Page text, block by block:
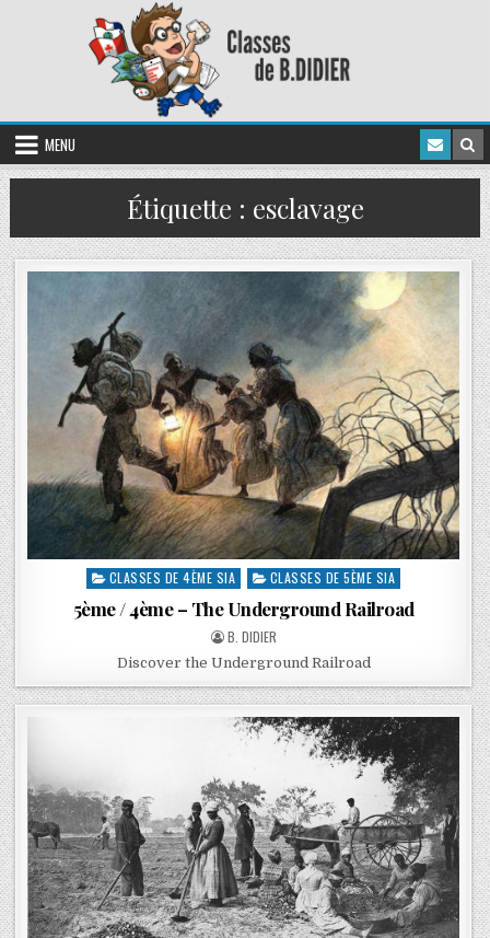
MENU
Étiquette : esclavage
CLASSES DE 4ÈME SIA CLASSES DE 5ÈME SIA
5ème / 4ème – The Underground Railroad
B. DIDIER
Discover the Underground Railroad